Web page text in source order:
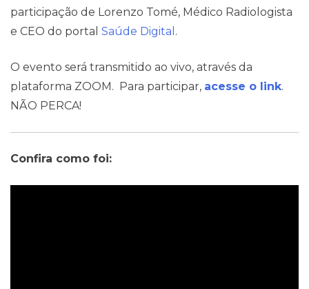
Contato
participação de Lorenzo Tomé, Médico Radiologista
e CEO do portal Saúde Digital .
O evento será transmitido ao vivo, através da
plataforma ZOOM. Para participar, acesse o link.
NÃO PERCA!
Confira como foi: